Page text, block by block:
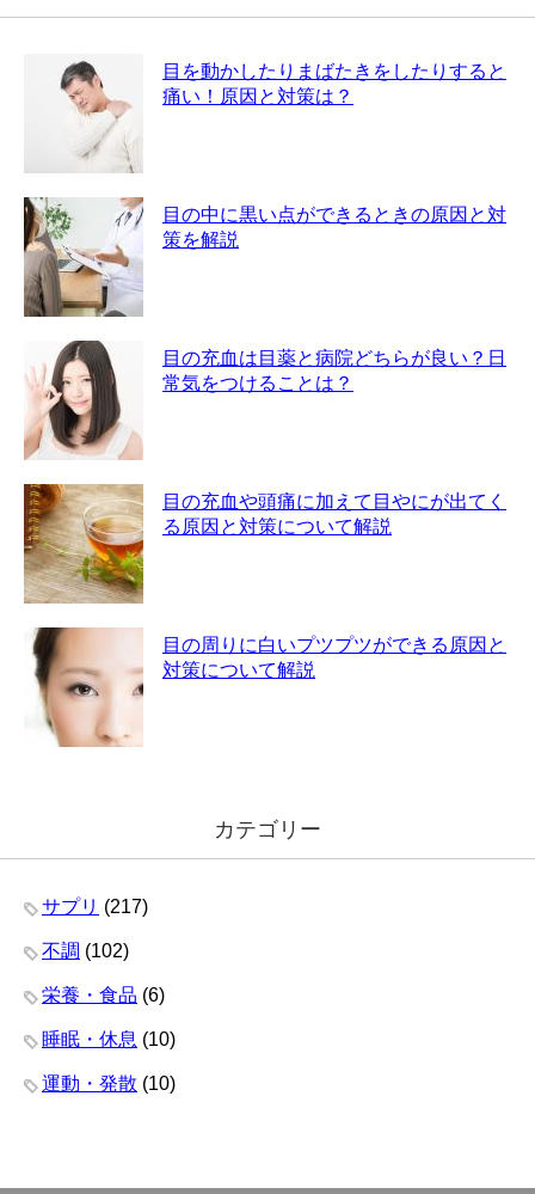
目を動かしたりまばたきをしたりすると
痛い！原因と対策は？
目の中に黒い点ができるときの原因と対
策を解説
目の充血は目薬と病院どちらが良い？日
常気をつけることは？
目の充血や頭痛に加えて目やにが出てく
る原因と対策について解説
目の周りに白いプツプツができる原因と
対策について解説
カテゴリー
サプリ (217)
不調 (102)
栄養・食品 (6)
睡眠・休息 (10)
運動・発散 (10)